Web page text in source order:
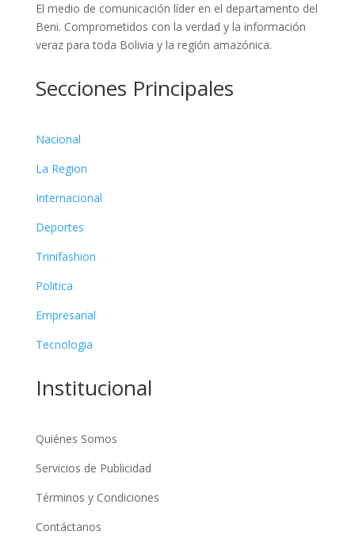
El medio de comunicación líder en el departamento del
Beni. Comprometidos con la verdad y la información
veraz para toda Bolivia y la región amazónica.
Secciones Principales
Nacional
La Region
Internacional
Deportes
Trinifashion
Politica
Empresarial
Tecnologia
Institucional
Quiénes Somos
Servicios de Publicidad
Términos y Condiciones
Contáctanos